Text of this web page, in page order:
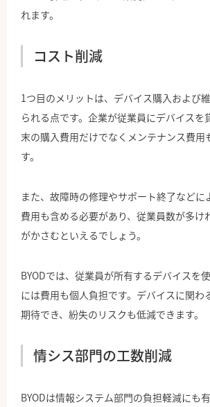
れます。
コスト削減
1つ目のメリットは、デバイス購入および
られる点です。企業が従業員にデバイスを
末の購入費用だけでなくメンテナンス費用
す。
また、故障時の修理やサポート終了などに
費用も含める必要があり、従業員数が多け
がかさむといえるでしょう。
BYODでは、従業員が所有するデバイスを
には費用も個人負担です。デバイスに関わ
期待でき、紛失のリスクも低減できます。
情シス部門の工数削減
BYODは情報システム部門の負担軽減にも